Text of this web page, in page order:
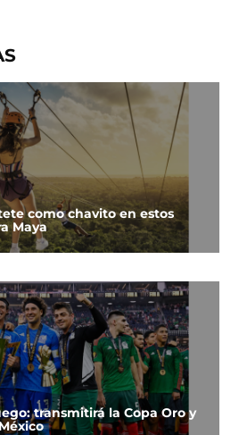
como chavito en estos
Maya
transmitirá la Copa Oro y